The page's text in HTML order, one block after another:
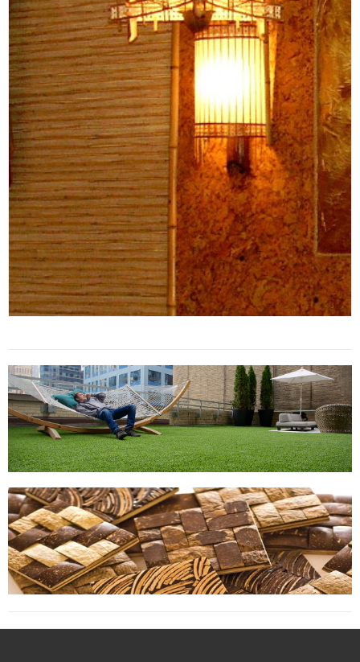
Искусственная трава Пелегрин 20мм.
740,00 руб
Искусственный мох в рулоне. Дизайн MPA062 YELLOW
3932,00 руб